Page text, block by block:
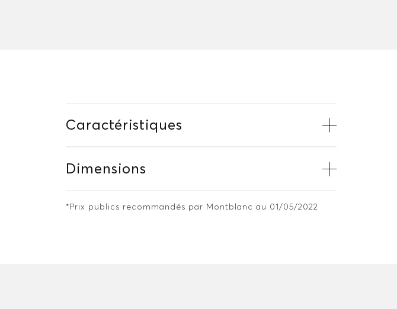
Caractéristiques
Dimensions
*Prix publics recommandés par Montblanc au 01/05/2022